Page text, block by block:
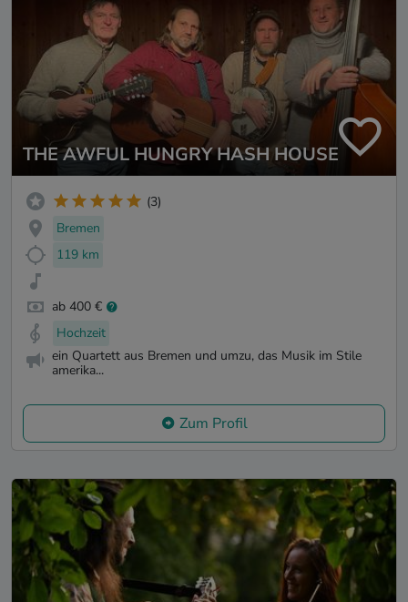
THE AWFUL HUNGRY HASH HOUSE
(3)
Bremen
119 km
ab 400 €
Hochzeit
ein Quartett aus Bremen und umzu, das Musik im Stile
amerika...
Zum Profil